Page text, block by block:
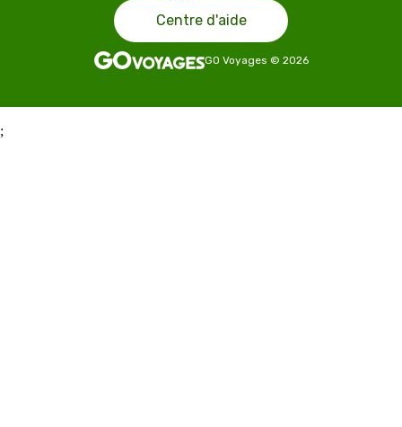
Centre d'aide
GO Voyages © 2026
;